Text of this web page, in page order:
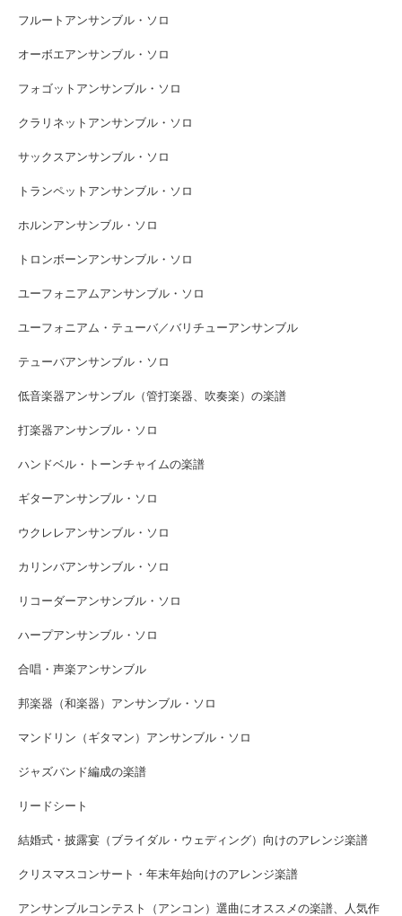
フルートアンサンブル・ソロ
オーボエアンサンブル・ソロ
フォゴットアンサンブル・ソロ
クラリネットアンサンブル・ソロ
サックスアンサンブル・ソロ
トランペットアンサンブル・ソロ
ホルンアンサンブル・ソロ
トロンボーンアンサンブル・ソロ
ユーフォニアムアンサンブル・ソロ
ユーフォニアム・テューバ／バリチューアンサンブル
テューバアンサンブル・ソロ
低音楽器アンサンブル（管打楽器、吹奏楽）の楽譜
打楽器アンサンブル・ソロ
ハンドベル・トーンチャイムの楽譜
ギターアンサンブル・ソロ
ウクレレアンサンブル・ソロ
カリンバアンサンブル・ソロ
リコーダーアンサンブル・ソロ
ハープアンサンブル・ソロ
合唱・声楽アンサンブル
邦楽器（和楽器）アンサンブル・ソロ
マンドリン（ギタマン）アンサンブル・ソロ
ジャズバンド編成の楽譜
リードシート
結婚式・披露宴（ブライダル・ウェディング）向けのアレンジ楽譜
クリスマスコンサート・年末年始向けのアレンジ楽譜
アンサンブルコンテスト（アンコン）選曲にオススメの楽譜、人気作